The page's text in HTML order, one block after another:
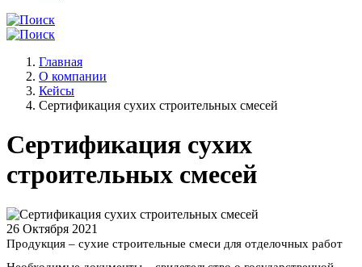
Главная
О компании
Кейсы
Сертификация сухих строительных смесей
Сертификация сухих
строительных смесей
26 Октября 2021
Продукция – сухие строительные смеси для отделочных работ